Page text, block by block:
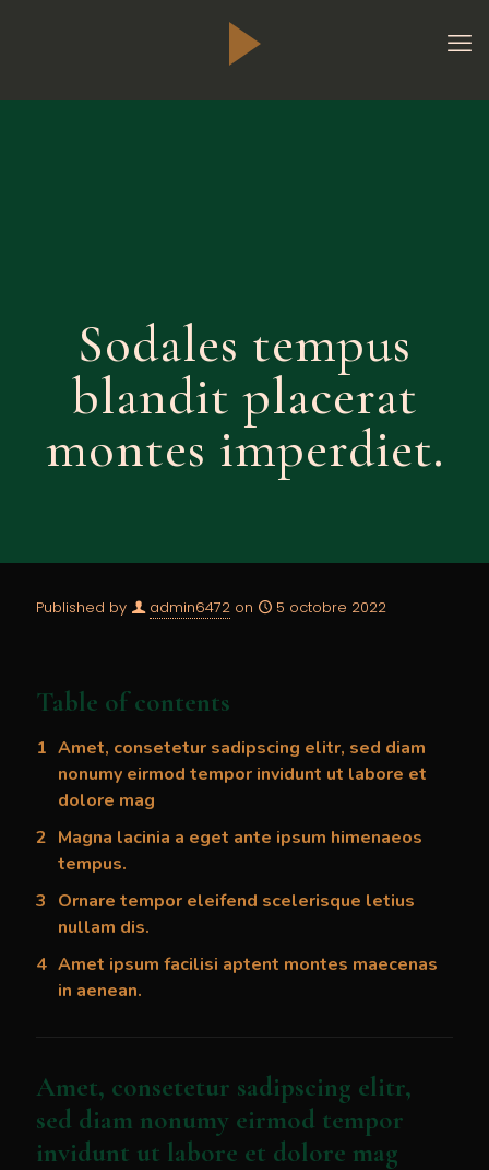
Sodales tempus
blandit placerat
montes imperdiet.
Published by admin6472 on 5 octobre 2022
Table of contents
Amet, consetetur sadipscing elitr, sed diam
nonumy eirmod tempor invidunt ut labore et
dolore mag
Magna lacinia a eget ante ipsum himenaeos
tempus.
Ornare tempor eleifend scelerisque letius
nullam dis.
Amet ipsum facilisi aptent montes maecenas
in aenean.
Amet, consetetur sadipscing elitr,
sed diam nonumy eirmod tempor
invidunt ut labore et dolore mag